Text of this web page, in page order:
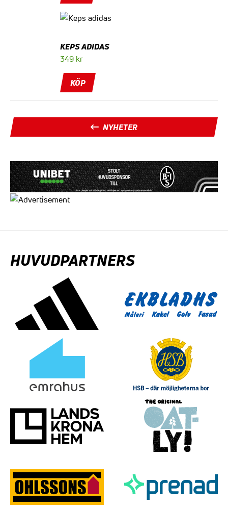
KEPS ADIDAS
349 kr
KÖP
NYHETER
HUVUDPARTNERS